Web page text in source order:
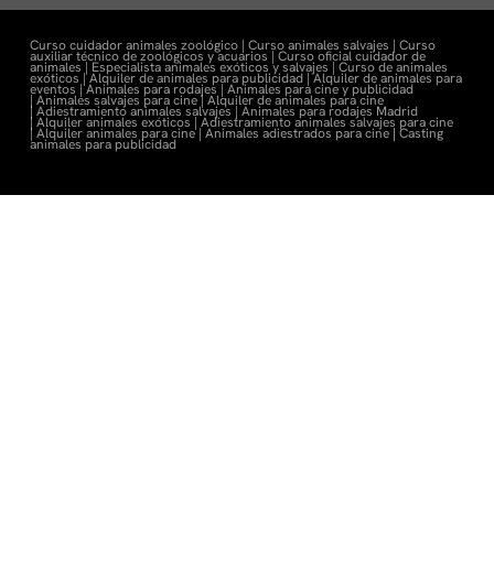
Curso cuidador animales zoológico | Curso animales salvajes | Curso
auxiliar técnico de zoológicos y acuarios | Curso oficial cuidador de
animales | Especialista animales exóticos y salvajes | Curso de animales
exóticos |Alquiler de animales para publicidad |Alquiler de animales para
eventos |Animales para rodajes | Animales para cine y publicidad
| Animales salvajes para cine | Alquiler de animales para cine
| Adiestramiento animales salvajes | Animales para rodajes Madrid
| Alquiler animales exóticos | Adiestramiento animales salvajes para cine
| Alquiler animales para cine | Animales adiestrados para cine| Casting
animales para publicidad